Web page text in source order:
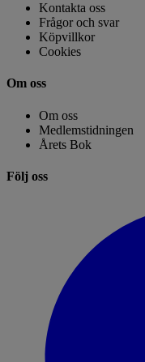
Kontakta oss
Frågor och svar
Köpvillkor
Cookies
Om oss
Om oss
Medlemstidningen
Årets Bok
Följ oss